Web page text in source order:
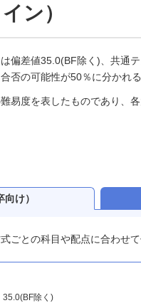
ン）
偏差値35.0(BF除く)、共通
否の可能性が50％に分かれ
易度を表したものであり、
向け）
ごとの科目や配点に合わせ
35.0(BF除く)